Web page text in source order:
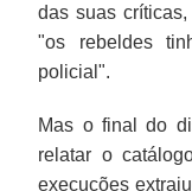
das suas
"os rebeldes
policial".
Mas o final do
relatar o
execuções